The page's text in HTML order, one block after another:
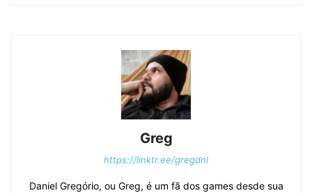
Greg
https://linktr.ee/gregdnl
Daniel Gregório, ou Greg, é um fã dos games desde sua